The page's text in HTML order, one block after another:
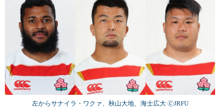
左からサナイラ・ワクァ、秋山大地、海士広大 🄫JRFU